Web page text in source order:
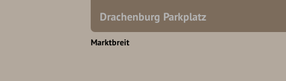
Drachenburg Parkplatz
Marktbreit